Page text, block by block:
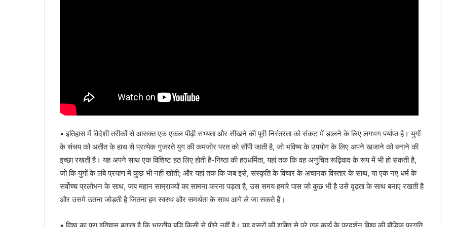
• इतिहास में विदेशी तरीकों से आसक्त एक एकल पीढ़ी सभ्यता और सीखने की पूरी निरंतरता को संकट में डालने के लिए लगभग पर्याप्त है। युगों
के संचय को अतीत के हाथ से प्रत्येक गुजरते युग की कमजोर परत को सौंपी जाती है, जो भविष्य के उपयोग के लिए अपने खजाने को बनाने की
इच्छा रखती है। यह अपने साथ एक विशिष्ट हठ लिए होती है-निष्ठा की हठधर्मिता, यहां तक कि वह अनुचित रूढ़िवाद के रूप में भी हो सकती है,
जो कि युगों के लंबे प्रयाण में कुछ भी नहीं खोती; और यहां तक कि जब इसे, संस्कृति के विचार के अचानक विस्तार के साथ, या एक नए धर्म के
सर्वोच्च प्रलोभन के साथ, जब महान साम्राज्यों का सामना करना पड़ता है, उस समय हमारे पास जो कुछ भी है उसे दृढ़ता के साथ बनाए रखती है
और उसमे उतना जोड़ती है जितना हम स्वस्थ और समर्थता के साथ आगे ले जा सकते हैं।